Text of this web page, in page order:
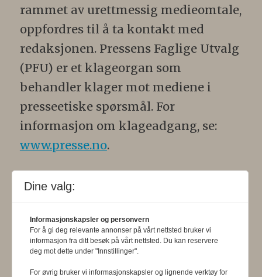
rammet av urettmessig medieomtale,
oppfordres til å ta kontakt med
redaksjonen. Pressens Faglige Utvalg
(PFU) er et klageorgan som
behandler klager mot mediene i
presseetiske spørsmål. For
informasjon om klageadgang, se:
www.presse.no.
Formålsparagraf:Fysioterapeuten
skal gjennom en saklig og fri
informasjons- og opinionsformidling
bidra til at fysioterapifaget utvikler
seg i samsvar med samfunnets og
befolkningens behov. Tidsskriftet skal
Dine valg:
Informasjonskapsler og personvern
For å gi deg relevante annonser på vårt nettsted bruker vi
informasjon fra ditt besøk på vårt nettsted. Du kan reservere
deg mot dette under "Innstillinger".
For øvrig bruker vi informasjonskapsler og lignende verktøy for